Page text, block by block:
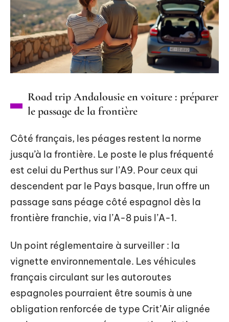
Road trip Andalousie en voiture : préparer
le passage de la frontière
Côté français, les péages restent la norme
jusqu’à la frontière. Le poste le plus fréquenté
est celui du Perthus sur l’A9. Pour ceux qui
descendent par le Pays basque, Irun offre un
passage sans péage côté espagnol dès la
frontière franchie, via l’A-8 puis l’A-1.
Un point réglementaire à surveiller : la
vignette environnementale. Les véhicules
français circulant sur les autoroutes
espagnoles pourraient être soumis à une
obligation renforcée de type Crit’Air alignée